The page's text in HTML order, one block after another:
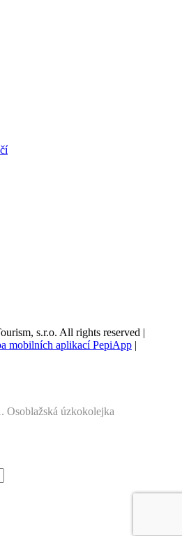
s.r.o. All rights reserved |
mobilních aplikací PepiApp |
Osoblažská úzkokolejka